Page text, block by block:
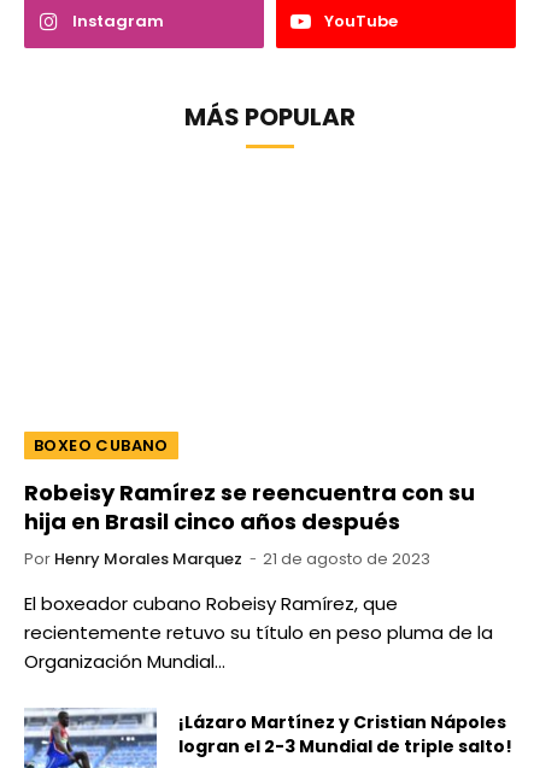
Instagram YouTube
MÁS POPULAR
BOXEO CUBANO
Robeisy Ramírez se reencuentra con su
hija en Brasil cinco años después
Por Henry Morales Marquez 21 de agosto de 2023
El boxeador cubano Robeisy Ramírez, que
recientemente retuvo su título en peso pluma de la
Organización Mundial…
¡Lázaro Martínez y Cristian Nápoles
logran el 2-3 Mundial de triple salto!